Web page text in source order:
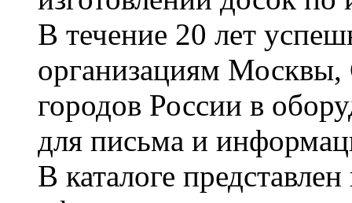
В течение 20 лет
организациям Москвы,
городов России в
для письма и
В каталоге